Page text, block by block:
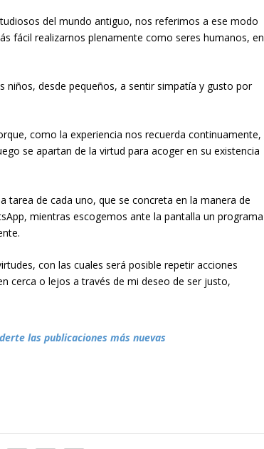
del mundo antiguo, nos referimos a ese modo
fácil realizarnos plenamente como seres humanos, en
niños, desde pequeños, a sentir simpatía y gusto por
como la experiencia nos recuerda continuamente,
se apartan de la virtud para acoger en su existencia
de cada uno, que se concreta en la manera de
mientras escogemos ante la pantalla un programa
con las cuales será posible repetir acciones
cerca o lejos a través de mi deseo de ser justo,
las publicaciones más nuevas